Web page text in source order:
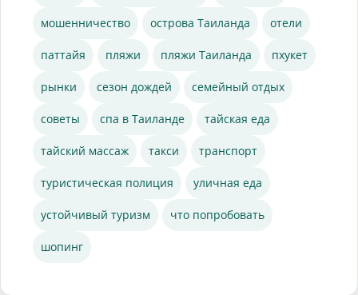
мошенничество острова Таиланда отели
паттайя пляжи пляжи Таиланда пхукет
рынки сезон дождей семейный отдых
советы спа в Таиланде тайская еда
тайский массаж такси транспорт
туристическая полиция уличная еда
устойчивый туризм что попробовать
шопинг